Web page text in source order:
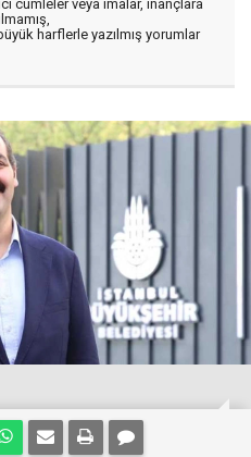
cümleler veya imalar, inançlara
harflerle yazılmış yorumlar